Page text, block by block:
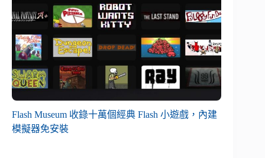
Flash Museum 收錄十萬個經典 Flash 小遊戲，內建
模擬器免安裝